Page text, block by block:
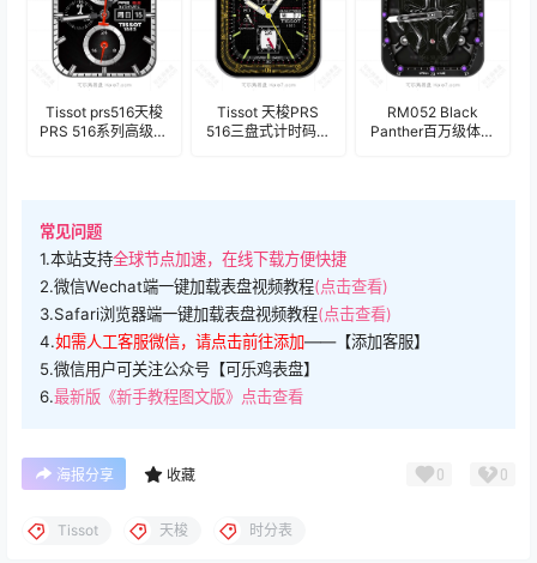
Tissot prs516天梭
PRS 516系列高级灰
Tissot 天梭PRS
516三盘式计时码年
RM052 Black
Panther百万级体验
常见问题
1.本站支持全球节点加速，在线下载方便快捷
2.微信Wechat端一键加载表盘视频教程(点击查看)
3.Safari浏览器端一键加载表盘视频教程(点击查看)
4.如需人工客服微信，请点击前往添加——【添加客服】
5.微信用户可关注公众号【可乐鸡表盘】
6.最新版《新手教程图文版》点击查看
海报分享 收藏 0 0
Tissot 天梭 时分表